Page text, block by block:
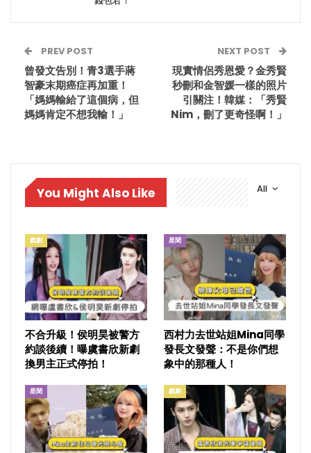
PREV POST
曾發文告別！青3選手蔣
智豪末期癌症再加重！
「媽媽輸給了這個病，但
媽媽肯定不想我輸！」
NEXT POST
現實情侶秀恩愛？金秀賢
秒刪和金智媛一樣的照片
引關注！韓媒：「秀賢
Nim，刪了更奇怪啊！」
All
You Might Also Like
戲劇
不合升級！侯明昊被警方
約談後續！曝虞書欣新劇
換男主正式停拍！
星聞
西村力去世站姐Mina同學
發長文發聲：不是你們想
象中的那種人！
星聞 戲劇